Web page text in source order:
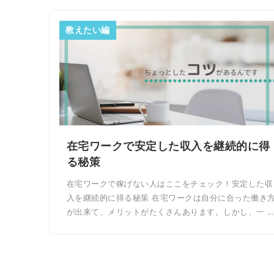
教えたい編
在宅ワークで安定した収入を継続的に得
る秘策
在宅ワークで稼げない人はここをチェック！安定した収
入を継続的に得る秘策 在宅ワークは自分に合った働き
が出来て、メリットがたくさんあります。しかし、一 …